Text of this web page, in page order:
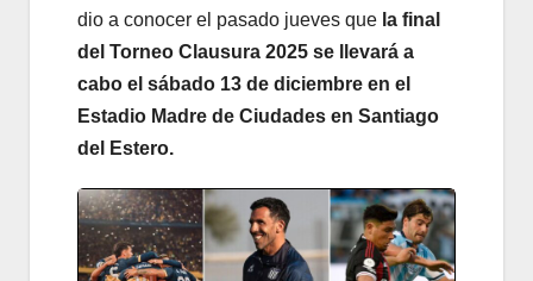
dio a conocer el pasado jueves que la final
del Torneo Clausura 2025 se llevará a
cabo el sábado 13 de diciembre en el
Estadio Madre de Ciudades en Santiago
del Estero.